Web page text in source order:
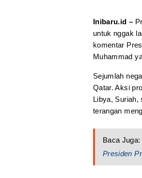
Inibaru.id –
untuk nggak
komentar
Muhammad
Sejumlah
Qatar. Aksi
Libya, Suriah,
terangan
Baca Juga:
Presiden